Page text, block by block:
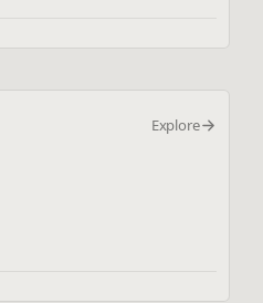
Explore